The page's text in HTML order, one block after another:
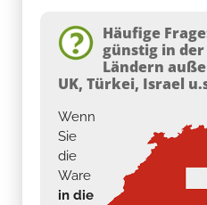
Häufige
günstig in
Ländern
UK, Türkei, Israel
Wenn
Sie
die
Ware
in die